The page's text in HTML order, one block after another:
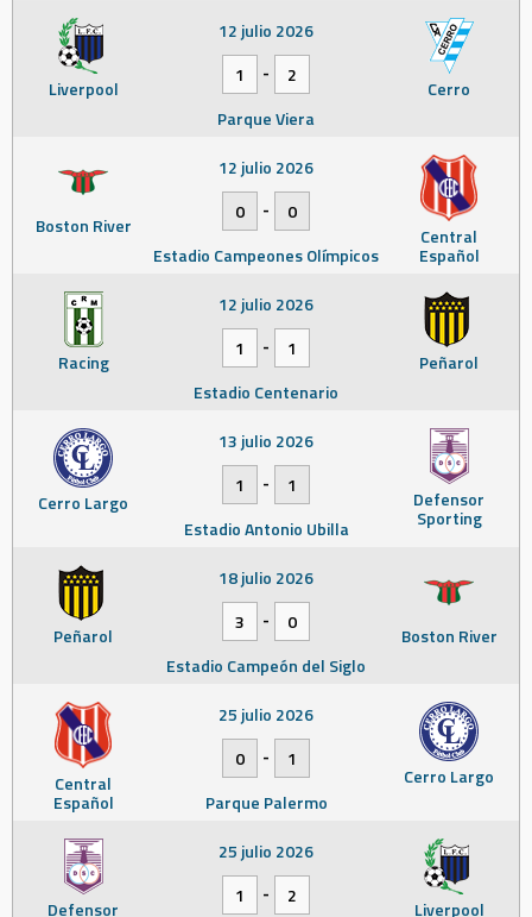
Liverpool Cerro
12 julio 2026
1
-
2
Parque Viera
Boston River Central
Español
12 julio 2026
0
-
0
Estadio Campeones Olímpicos
Racing Peñarol
12 julio 2026
1
-
1
Estadio Centenario
Cerro Largo Defensor
Sporting
13 julio 2026
1
-
1
Estadio Antonio Ubilla
Peñarol Boston River
18 julio 2026
3
-
0
Estadio Campeón del Siglo
Central
Español
Cerro Largo
25 julio 2026
0
-
1
Parque Palermo
Defensor Liverpool
25 julio 2026
1
- 2